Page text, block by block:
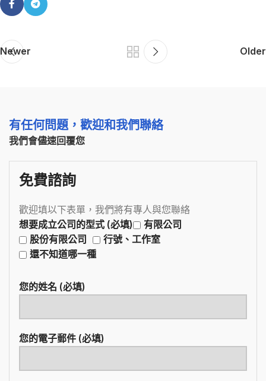
Newer Older
有任何問題，歡迎和我們聯絡
我們會儘速回覆您
免費諮詢
歡迎填以下表單，我們將有專人與您聯絡
想要成立公司的型式 (必填)
有限公司
股份有限公司
行號、工作室
還不知道哪一種
您的姓名 (必填)
您的電子郵件 (必填)